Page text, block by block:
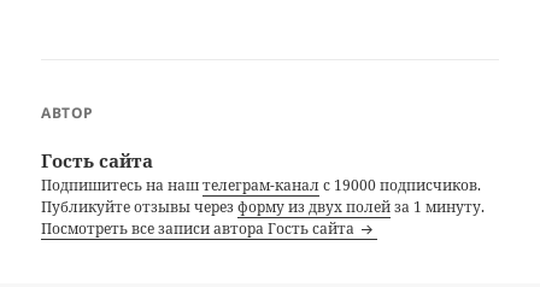
АВТОР
Гость сайта
Подпишитесь на наштелеграм-каналс 19000 подписчиков.
Публикуйте отзывы черезформу из двух полейза 1 минуту.
Посмотреть все записи автора Гость сайта